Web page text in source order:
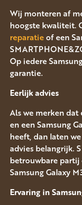
Wij monteren af
hoogste kwaliteit.
reparatieof een
Op iedere
garantie.
Eerlijk advies
Als we merken dat
en een Samsung
heeft, dan laten
advies belangrijk.
betrouwbare partij
Samsung Galaxy
Ervaring in